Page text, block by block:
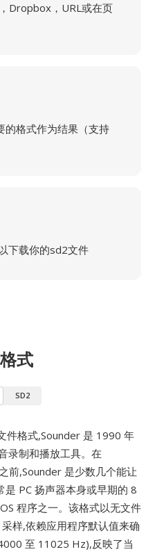
Dropbox，URL或在页
的格式作为结果（支持
下载你的sd2文件
式
SD2
件格式,Sounder 是 1990 年
录制和播放工具。在
前,Sounder 是少数几个能让
PC 扬声器本身或早期的 8
程序之一。该格式以无文件
样,依赖应用程序默认值来确
至 11025 Hz),反映了当